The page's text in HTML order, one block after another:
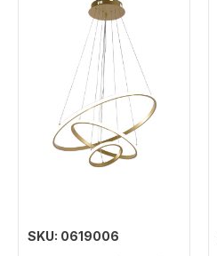
SKU: 0619006